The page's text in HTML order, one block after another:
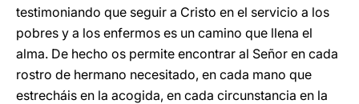
testimoniando que seguir a Cristo en el servicio a los
pobres y a los enfermos es un camino que llena el
alma. De hecho os permite encontrar al Señor en cada
rostro de hermano necesitado, en cada mano que
estrecháis en la acogida, en cada circunstancia en la